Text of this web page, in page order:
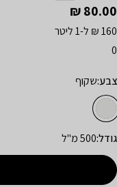
מחיר
רגיל
80.00 ₪
160 ₪ ל-1 ליטר
0
צבע:שקוף
גודל:500 מ"ל